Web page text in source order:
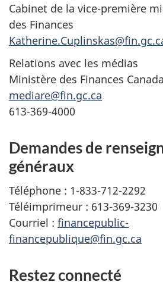
Cabinet de la vice-première
des Finances
Relations avec les médias
Ministère des Finances Canada
mediare@fin.gc.ca
613-369-4000
Demandes de
généraux
Téléphone : 1-833-712-2292
Téléimprimeur : 613-369-3230
Courriel : financepublic-
financepublique@fin.gc.ca
Restez connecté